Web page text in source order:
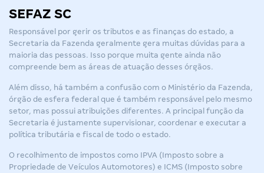
SEFAZ SC
Responsável por gerir os tributos e as finanças do estado, a
Secretaria da Fazenda geralmente gera muitas dúvidas para a
maioria das pessoas. Isso porque muita gente ainda não
compreende bem as áreas de atuação desses órgãos.
Além disso, há também a confusão com o Ministério da Fazenda,
órgão de esfera federal que é também responsável pelo mesmo
setor, mas possui atribuições diferentes. A principal função da
Secretaria é justamente supervisionar, coordenar e executar a
política tributária e fiscal de todo o estado.
O recolhimento de impostos como IPVA (Imposto sobre a
Propriedade de Veículos Automotores) e ICMS (Imposto sobre